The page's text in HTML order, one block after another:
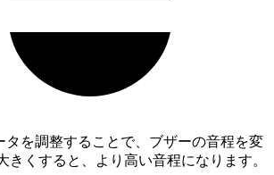
タを調整することで、ブザーの音程を変
きくすると、より高い音程になります。